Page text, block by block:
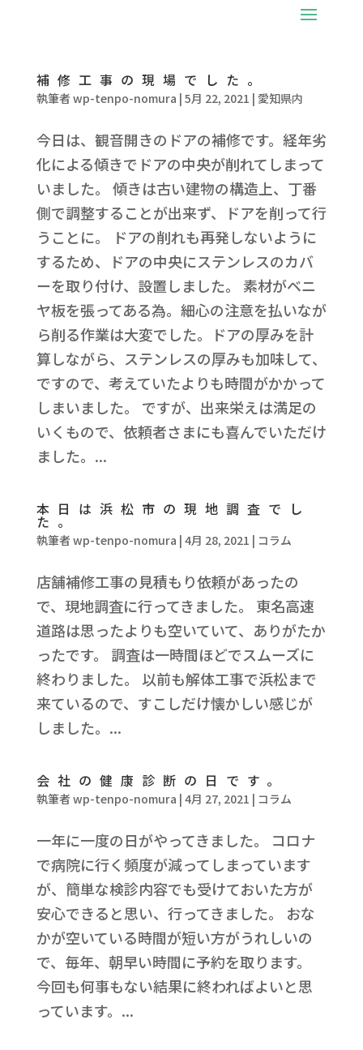
補修工事の現場でした。
執筆者wp-tenpo-nomura | 5月 22, 2021 | 愛知県内
今日は、観音開きのドアの補修です。経年劣
化による傾きでドアの中央が削れてしまって
いました。 傾きは古い建物の構造上、丁番
側で調整することが出来ず、ドアを削って行
うことに。 ドアの削れも再発しないように
するため、ドアの中央にステンレスのカバ
ーを取り付け、設置しました。 素材がベニ
ヤ板を張ってある為。細心の注意を払いなが
ら削る作業は大変でした。ドアの厚みを計
算しながら、ステンレスの厚みも加味して、
ですので、考えていたよりも時間がかかって
しまいました。 ですが、出来栄えは満足の
いくもので、依頼者さまにも喜んでいただけ
ました。...
本日は浜松市の現地調査でし
た。
執筆者wp-tenpo-nomura | 4月 28, 2021 | コラム
店舗補修工事の見積もり依頼があったの
で、現地調査に行ってきました。 東名高速
道路は思ったよりも空いていて、ありがたか
ったです。 調査は一時間ほどでスムーズに
終わりました。 以前も解体工事で浜松まで
来ているので、すこしだけ懐かしい感じが
しました。...
会社の健康診断の日です。
執筆者wp-tenpo-nomura | 4月 27, 2021 | コラム
一年に一度の日がやってきました。 コロナ
で病院に行く頻度が減ってしまっています
が、簡単な検診内容でも受けておいた方が
安心できると思い、行ってきました。 おな
かが空いている時間が短い方がうれしいの
で、毎年、朝早い時間に予約を取ります。
今回も何事もない結果に終わればよいと思
っています。...